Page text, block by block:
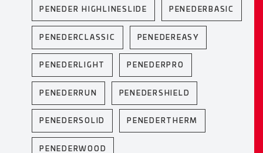
PENEDER HIGHLINESLIDE PENEDERBASIC
PENEDERCLASSIC PENEDEREASY
PENEDERLIGHT PENEDERPRO
PENEDERRUN PENEDERSHIELD
PENEDERSOLID PENEDERTHERM
PENEDERWOOD